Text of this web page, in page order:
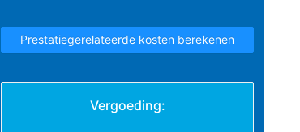
Prestatiegerelateerde kosten berekenen
Vergoeding: